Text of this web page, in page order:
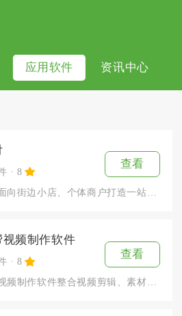
应用软件 资讯中心
8
查看
视频制作软件
8
查看